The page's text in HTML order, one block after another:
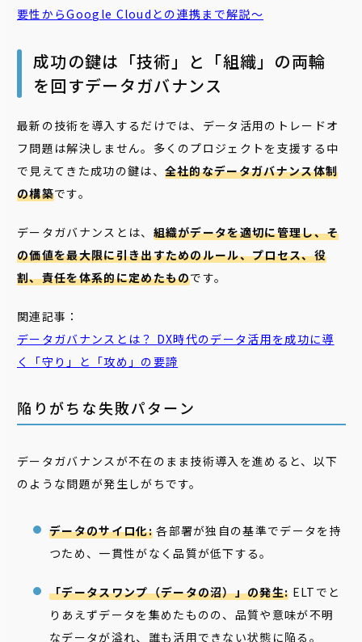
要性からGoogle Cloudとの連携まで解説～
成功の鍵は「技術」と「組織」の両輪
を回すデータガバナンス
最新の技術を導入するだけでは、データ活用のトレードオ
フ問題は解決しません。多くのプロジェクトを支援する中
で見えてきた成功の鍵は、 全社的なデータガバナンス体制
の構築です。
データガバナンスとは、 組織がデータを適切に管理し、そ
の価値を最大限に引き出すためのルール、プロセス、役
割、責任を体系的に定めたものです。
関連記事：
データガバナンス とは？ DX時代のデータ活用を成功に導
く「守り」と「攻め」の要諦
陥りがちな失敗パターン
データガバナンスが不在のまま技術導入を進めると、以下
のような問題が発生しがちです。
データのサイロ化:各部署が独自の基準でデータを持
つため、一貫性がなく品質が低下する。
「データスワンプ（データの沼）」の発生: ELTでと
りあえずデータを集めたものの、品質や意味が不明
なデータが溢れ、誰も活用できない状態に陥る。